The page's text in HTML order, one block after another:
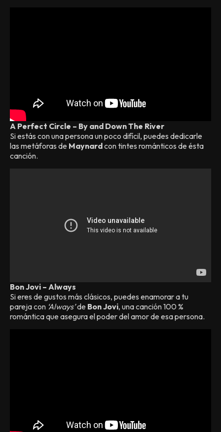
A Perfect Circle – By and Down The River
Si estás con una persona un poco difícil, puedes dedicarle
las metáforas de Maynardcon tintes románticos de ésta
canción.
Bon Jovi – Always
Si eres de gustos más clásicos, puedes enamorar a tu
pareja con ‘Always’de Bon Jovi, una canción 100 %
romántica que asegura el poder del amor de esa persona.